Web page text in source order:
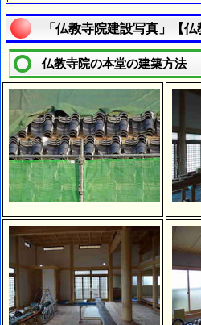
「仏教寺院建設写真」【
仏教寺院の本堂の建築方法